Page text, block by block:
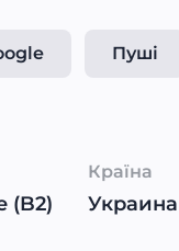
Пуші
(B2)
Країна
Украина